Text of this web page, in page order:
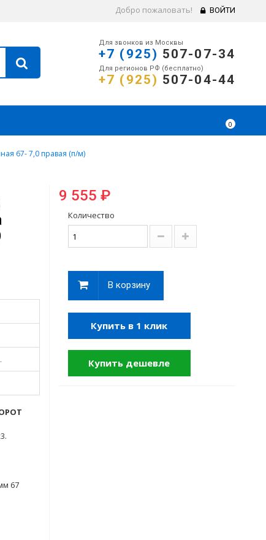
Добро пожаловать! ВОЙТИ
Для звонков из Москвы
+7 (925) 507-07-34
Для регионов РФ (бесплатно)
+7 (925) 507-04-44
0
67- 7,0 правая (п/м)
67
9 555 ₽
Количество
В корзину
Купить в 1 клик
Купить дешевле